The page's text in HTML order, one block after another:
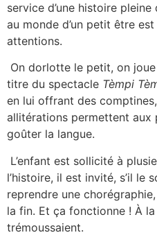
service d’une histoire
au monde d’un petit être
attentions.
On dorlotte le petit, on joue
titre du spectacle Tèmpi
en lui offrant des
allitérations permettent aux
goûter la langue.
L’enfant est sollicité à
l’histoire, il est invité, s’il le
reprendre une
la fin. Et ça fonctionne ! À
trémoussaient.